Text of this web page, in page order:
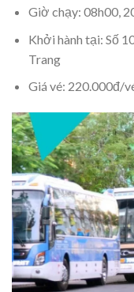
Giờ chạy: 08h00,
Khởi hành tại: Số
Trang
Giá vé: 220.000đ/